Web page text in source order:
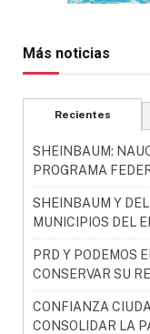
Más noticias
Recientes
SHEINBAUM:
PROGRAMA
SHEINBAUM Y
MUNICIPIOS DEL
PRD Y PODEMOS
CONSERVAR SU
CONFIANZA
CONSOLIDAR LA